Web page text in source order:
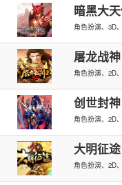
暗黑大
角色扮演、3D
屠龙战神
角色扮演、2D
创世封神
角色扮演、2D
大明征途
角色扮演、2D